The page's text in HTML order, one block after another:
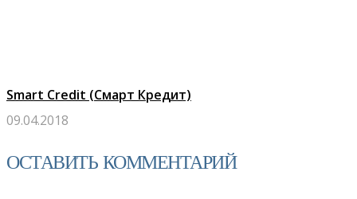
Smart Credit (Смарт Кредит)
09.04.2018
ОСТАВИТЬ КОММЕНТАРИЙ